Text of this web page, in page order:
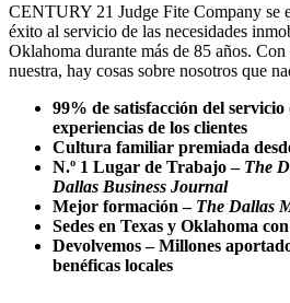
CENTURY 21 Judge Fite Company se
éxito al servicio de las necesidades
Oklahoma durante más de 85 años.
nuestra, hay cosas sobre nosotros que
99% de satisfacción del
experiencias de los clientes
Cultura familiar premiada
N.º 1 Lugar de Trabajo – The
Dallas Business Journal
Mejor formación – The Dallas
Sedes en Texas y Oklahoma
Devolvemos – Millones
benéficas locales